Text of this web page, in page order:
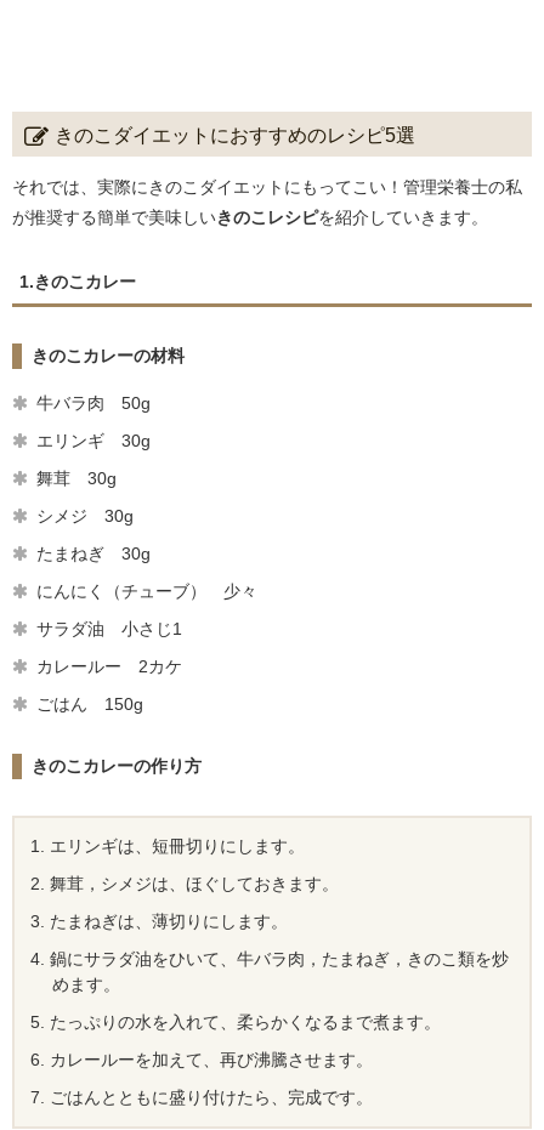
きのこダイエットにおすすめのレシピ5選
それでは、実際にきのこダイエットにもってこい！管理栄養士の私
が推奨する簡単で美味しいきのこレシピを紹介していきます。
1.きのこカレー
きのこカレーの材料
牛バラ肉 50g
エリンギ 30g
舞茸 30g
シメジ 30g
たまねぎ 30g
にんにく（チューブ） 少々
サラダ油 小さじ1
カレールー 2カケ
ごはん 150g
きのこカレーの作り方
エリンギは、短冊切りにします。
舞茸，シメジは、ほぐしておきます。
たまねぎは、薄切りにします。
鍋にサラダ油をひいて、牛バラ肉，たまねぎ，きのこ類を炒
めます。
たっぷりの水を入れて、柔らかくなるまで煮ます。
カレールーを加えて、再び沸騰させます。
ごはんとともに盛り付けたら、完成です。